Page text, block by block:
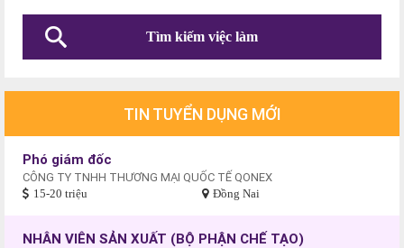
TIN TUYỂN DỤNG MỚI
Phó giám đốc
CÔNG TY TNHH THƯƠNG MẠI QUỐC TẾ QONEX
15-20 triệu Đồng Nai
NHÂN VIÊN SẢN XUẤT (BỘ PHẬN CHẾ TẠO)